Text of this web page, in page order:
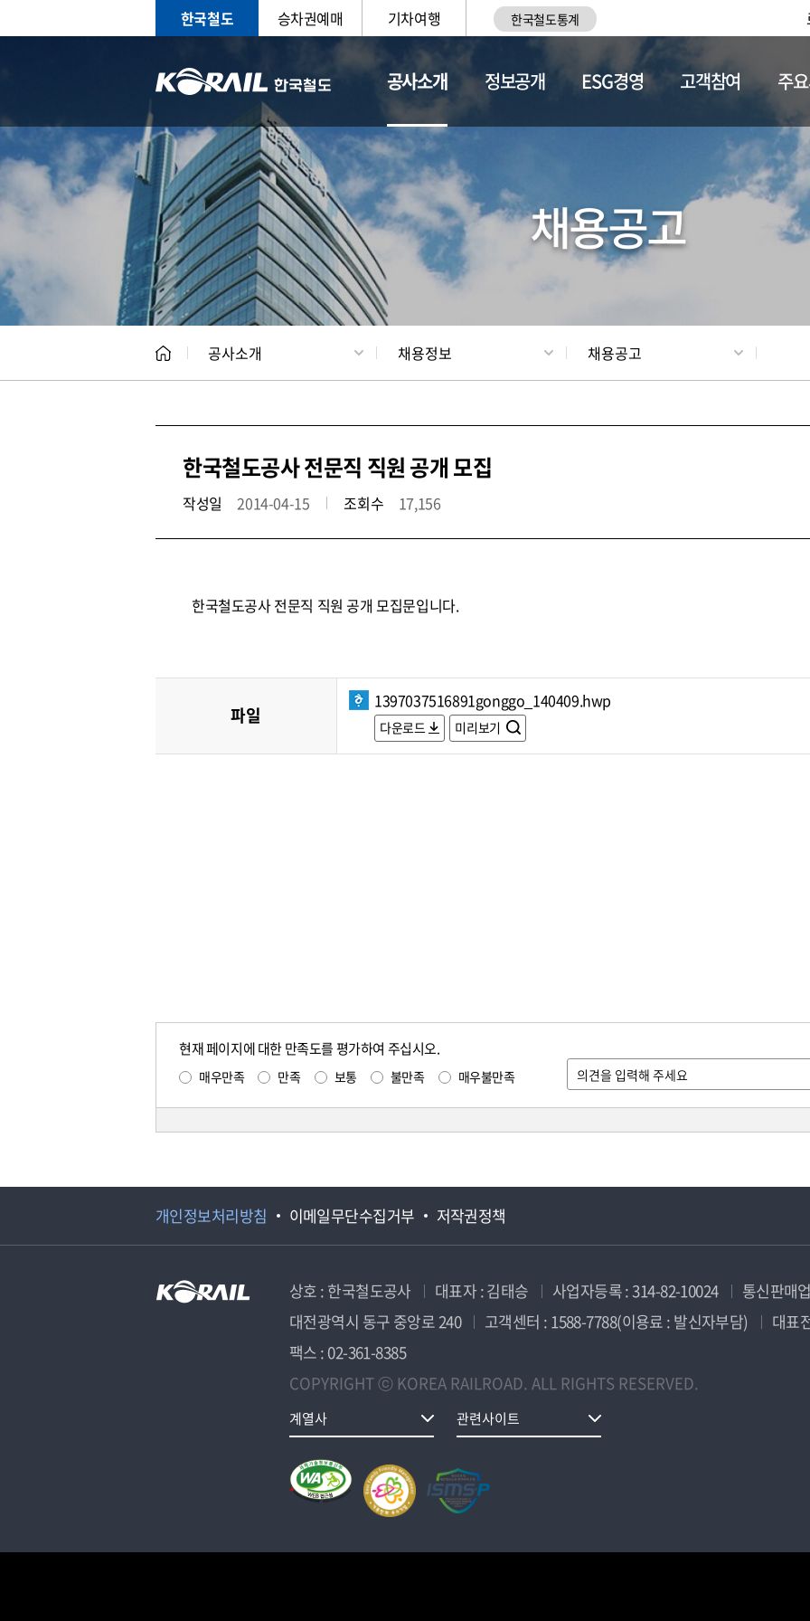
한국철도 승차권예매 기차여행 한국철도통계
공사소개
CEO 일반현황 채용정보
정보공개 ESG경영 고객참여 주
채용공고
공사소개 채용정보 채용공고
한국철도공사 전문직 직원 공개 모집
작성일 2014-04-15 조회수 17,156
한국철도공사 전문직 직원 공개 모집문입니다.
파일
1397037516891gonggo_140409.hwp
다운로드 미리보기
현재 페이지에 대한 만족도를 평가하여 주십시오.
매우만족 만족 보통 불만족 매우불만족
개인정보처리방침 이메일무단수집거부 저작권정책
상호 : 한국철도공사 대표자 : 김태승 사업자등록 : 314-82-10024
통신판매
대전광역시 동구 중앙로 240
고객센터 : 1588-7788(이용료 : 발신자부담)
대표
팩스 : 02-361-8385
COPYRIGHT ⓒ KOREA RAILROAD. ALL RIGHTS RESERVED.
계열사 관련사이트